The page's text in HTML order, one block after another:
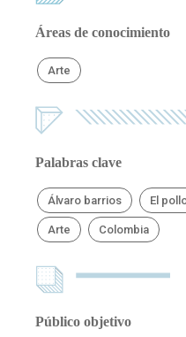
Áreas de conocimiento
Arte
Palabras clave
Álvaro barrios El
Arte Colombia
Público objetivo